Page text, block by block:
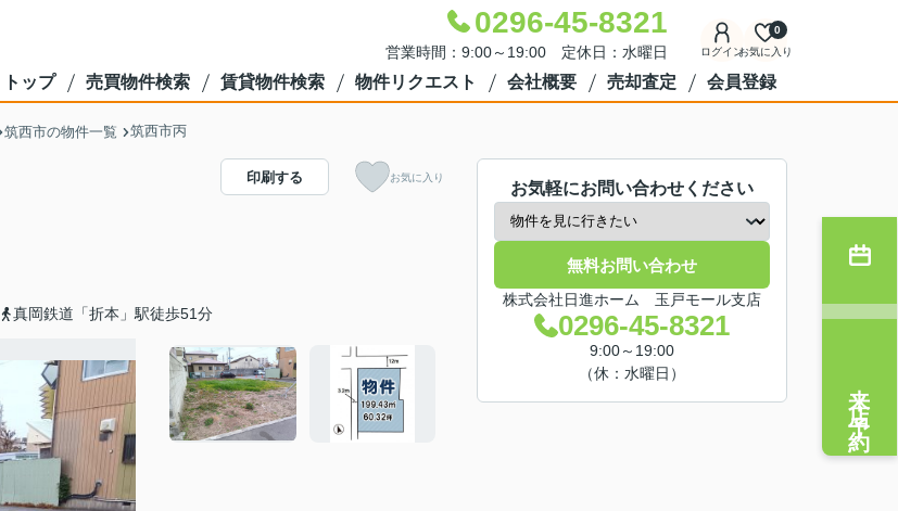
0296-45-8321
営業時間：9:00～19:00 定休日：水曜日 ログインお気に入り
0
トップ 売買物件検索 賃貸物件検索 物件リクエスト 会社概要 売却査定 会員登録
筑西市の物件一覧 筑西市丙
真岡鉄道「折本」駅徒歩51分
印刷する お気に入り
お気軽にお問い合わせください
無料お問い合わせ
株式会社日進ホーム 玉戸モール支店
0296-45-8321
9:00～19:00
（休：水曜日）
来店予約